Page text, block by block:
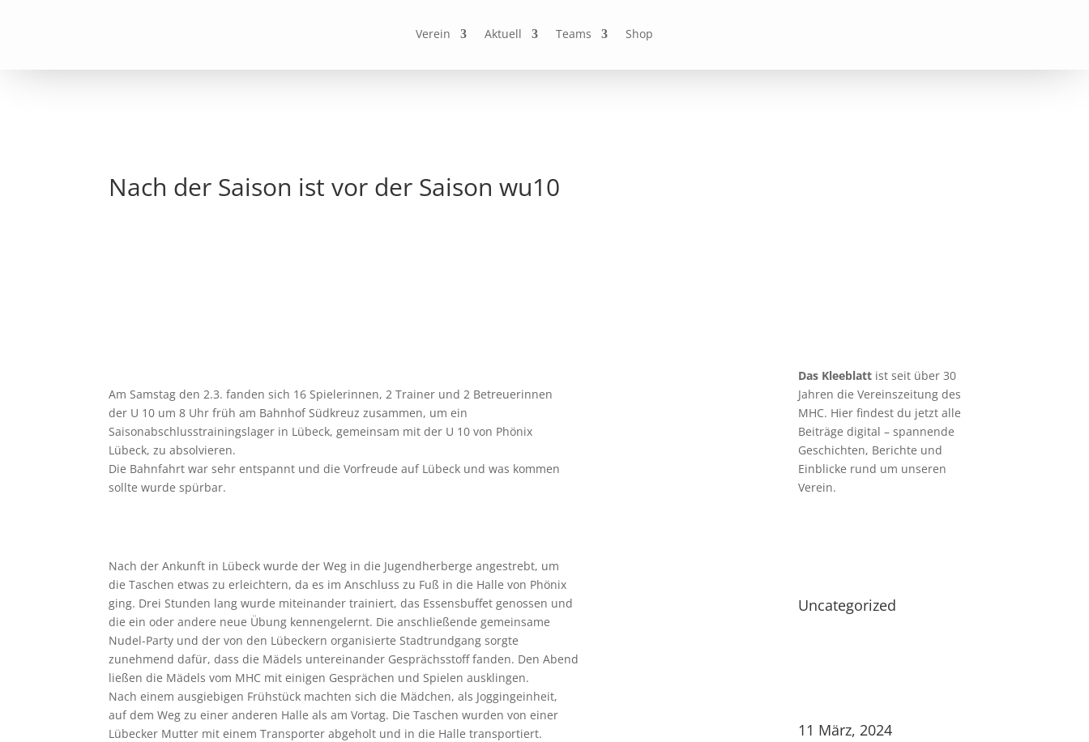
Verein Aktuell Teams Shop
Nach der Saison ist vor der Saison wu10
Am Samstag den 2.3. fanden sich 16 Spielerinnen, 2 Trainer und 2 Betreuerinnen
der U 10 um 8 Uhr früh am Bahnhof Südkreuz zusammen, um ein
Saisonabschlusstrainingslager in Lübeck, gemeinsam mit der U 10 von Phönix
Lübeck, zu absolvieren.
Die Bahnfahrt war sehr entspannt und die Vorfreude auf Lübeck und was kommen
sollte wurde spürbar.
Nach der Ankunft in Lübeck wurde der Weg in die Jugendherberge angestrebt, um
die Taschen etwas zu erleichtern, da es im Anschluss zu Fuß in die Halle von Phönix
ging. Drei Stunden lang wurde miteinander trainiert, das Essensbuffet genossen und
die ein oder andere neue Übung kennengelernt. Die anschließende gemeinsame
Nudel-Party und der von den Lübeckern organisierte Stadtrundgang sorgte
zunehmend dafür, dass die Mädels untereinander Gesprächsstoff fanden. Den Abend
ließen die Mädels vom MHC mit einigen Gesprächen und Spielen ausklingen.
Nach einem ausgiebigen Frühstück machten sich die Mädchen, als Joggingeinheit,
auf dem Weg zu einer anderen Halle als am Vortag. Die Taschen wurden von einer
Lübecker Mutter mit einem Transporter abgeholt und in die Halle transportiert.
Das Kleeblatt ist seit über 30
Jahren die Vereinszeitung des
MHC. Hier findest du jetzt alle
Beiträge digital – spannende
Geschichten, Berichte und
Einblicke rund um unseren
Verein.
Uncategorized
11 März, 2024